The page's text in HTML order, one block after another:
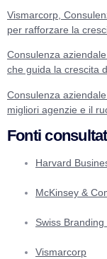
Vismarcorp,
per rafforzare la
Consulenza
che guida la crescita
Consulenza
migliori agenzie e il
Fonti
Harvard
McKinsey &
Swiss Branding
Vismarcorp